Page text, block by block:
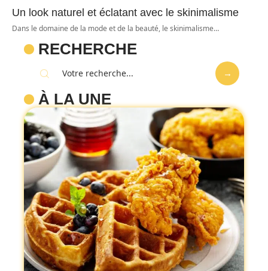
Un look naturel et éclatant avec le skinimalisme
Dans le domaine de la mode et de la beauté, le skinimalisme…
RECHERCHE
À LA UNE